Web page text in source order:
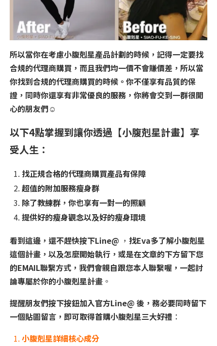
所以當你在考慮小腹剋星產品計劃的時候，記得一定要找
合規的代理商購買，而且我們均一價不會賺價差，所以當
你找到合規的代理商購買的時候。你不僅享有品質的保
證，同時你還享有非常優良的服務，你將會交到一群很開
心的朋友們☺️
以下4點掌握到讓你透過【小腹剋星計畫】享
受人生：
找正規合格的代理商購買產品有保障
超值的附加服務瘦身群
除了教練群，你也享有一對一的照顧
提供好的瘦身觀念以及好的瘦身環境
看到這邊，還不趕快按下Line@ ， 找Eva多了解小腹剋星
這個計畫，以及怎麼開始執行，或是在文章的下方留下您
的EMAIL聯繫方式，我們會親自跟您本人聯繫喔，一起討
論專屬於你的小腹剋星計畫 。
提醒朋友們按下按鈕加入官方Line@ 後，務必要同時留下
一個貼圖留言，即可取得首購小腹剋星三大好禮 ：
小腹剋星詳細核心成分